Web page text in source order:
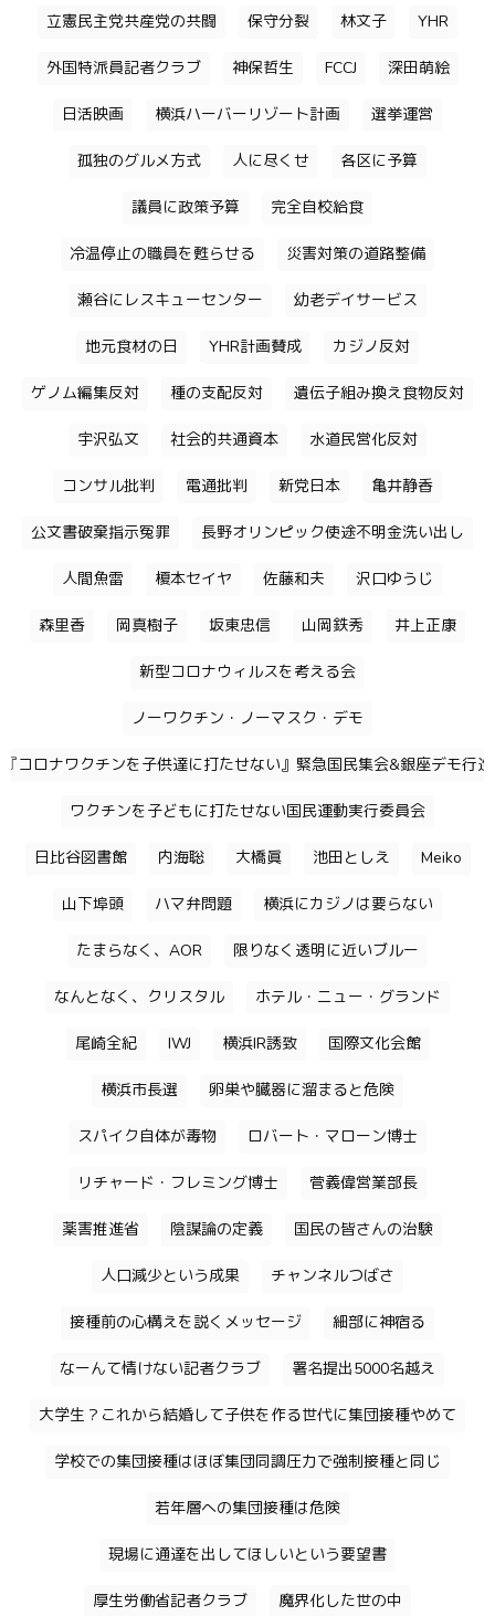
立憲民主党共産党の共闘 保守分裂 林文子 YHR
外国特派員記者クラブ 神保哲生 FCCJ 深田萌絵
日活映画 横浜ハーバーリゾート計画 選挙運営
孤独のグルメ方式 人に尽くせ 各区に予算
議員に政策予算 完全自校給食
冷温停止の職員を甦らせる 災害対策の道路整備
瀬谷にレスキューセンター 幼老デイサービス
地元食材の日 YHR計画賛成 カジノ反対
ゲノム編集反対 種の支配反対 遺伝子組み換え食物反対
宇沢弘文 社会的共通資本 水道民営化反対
コンサル批判 電通批判 新党日本 亀井静香
公文書破棄指示冤罪 長野オリンピック使途不明金洗い出し
人間魚雷 榎本セイヤ 佐藤和夫 沢口ゆうじ
森里香 岡真樹子 坂東忠信 山岡鉄秀 井上正康
新型コロナウィルスを考える会
ノーワクチン・ノーマスク・デモ
『コロナワクチンを子供達に打たせない』緊急国民集会&銀座デモ行進
ワクチンを子どもに打たせない国民運動実行委員会
日比谷図書館 内海聡 大橋眞 池田としえ Meiko
山下埠頭 ハマ弁問題 横浜にカジノは要らない
たまらなく、AOR 限りなく透明に近いブルー
なんとなく、クリスタル ホテル・ニュー・グランド
尾崎全紀 IWJ 横浜IR誘致 国際文化会館
横浜市長選 卵巣や臓器に溜まると危険
スパイク自体が毒物 ロバート・マローン博士
リチャード・フレミング博士 菅義偉営業部長
薬害推進省 陰謀論の定義 国民の皆さんの治験
人口減少という成果 チャンネルつばさ
接種前の心構えを説くメッセージ 細部に神宿る
なーんて情けない記者クラブ 署名提出5000名越え
大学生？これから結婚して子供を作る世代に集団接種やめて
学校での集団接種はほぼ集団同調圧力で強制接種と同じ
若年層への集団接種は危険
現場に通達を出してほしいという要望書
厚生労働省記者クラブ 魔界化した世の中